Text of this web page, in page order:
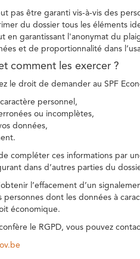
pas être garanti vis-à-vis des
du dossier tous les éléments
en garantissant l'anonymat du
et de proportionnalité dans
comment les exercer ?
le droit de demander au SPF
personnel,
ou incomplètes,
données,
compléter ces informations par
dans d’autres parties du
l’effacement d’un
dont les données à
économique.
le RGPD, vous pouvez